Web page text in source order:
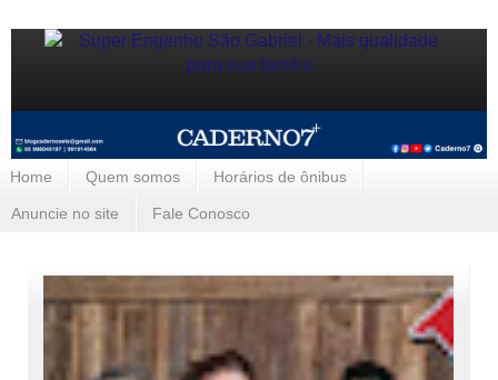
Home Quem somos Horários de ônibus
Anuncie no site Fale Conosco